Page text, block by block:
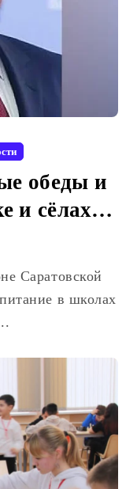
обеды и
и сёлах
станут
в школах